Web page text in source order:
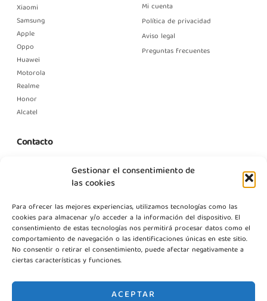
Gestionar el consentimiento de
las cookies
Para ofrecer las mejores experiencias, utilizamos tecnologías como las
cookies para almacenar y/o acceder a la información del dispositivo. El
consentimiento de estas tecnologías nos permitirá procesar datos como el
comportamiento de navegación o las identificaciones únicas en este sitio.
No consentir o retirar el consentimiento, puede afectar negativamente a
ciertas características y funciones.
ACEPTAR
Xiaomi
Samsung
Apple
Oppo
Huawei
Motorola
Realme
Honor
Alcatel
Mi cuenta
Política de privacidad
Aviso legal
Preguntas frecuentes
Contacto
C. Margarita Nelken, 12, Nave 2, Modulo 1, Pol Prologics, 28830
+34 915 916 113
+34 744 667 846
Contáctanos